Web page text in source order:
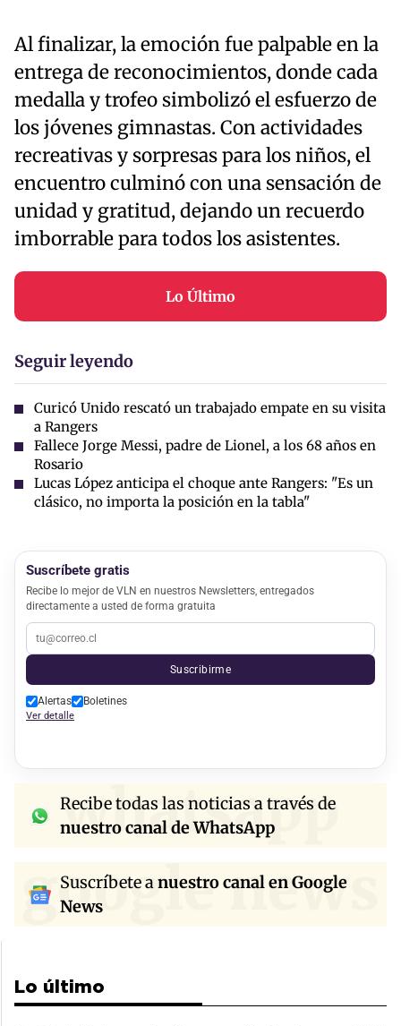
Al finalizar, la emoción fue palpable en la
entrega de reconocimientos, donde cada
medalla y trofeo simbolizó el esfuerzo de
los jóvenes gimnastas. Con actividades
recreativas y sorpresas para los niños, el
encuentro culminó con una sensación de
unidad y gratitud, dejando un recuerdo
imborrable para todos los asistentes.
Lo Último
Seguir leyendo
Curicó Unido rescató un trabajado empate en su visita
a Rangers
Fallece Jorge Messi, padre de Lionel, a los 68 años en
Rosario
Lucas López anticipa el choque ante Rangers: "Es un
clásico, no importa la posición en la tabla"
Suscríbete gratis
Recibe lo mejor de VLN en nuestros Newsletters, entregados
directamente a usted de forma gratuita
Suscribirme
Alertas Boletines
Ver detalle
whatsapp
Recibe todas las noticias a través de
nuestro canal de WhatsApp
google news
Suscríbete anuestro canal en Google
News
Lo último